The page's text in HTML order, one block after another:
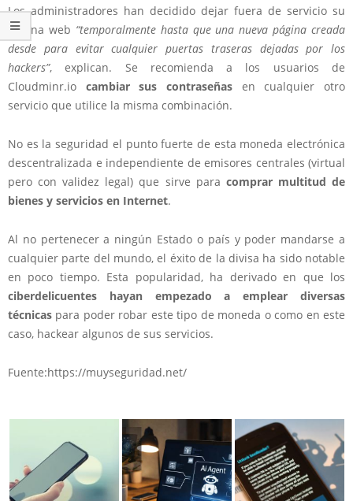
Los administradores han decidido dejar fuera de servicio su
página web “temporalmente hasta que una nueva página creada
desde para evitar cualquier puertas traseras dejadas por los
hackers”, explican. Se recomienda a los usuarios de
Cloudminr.io cambiar sus contraseñas en cualquier otro
servicio que utilice la misma combinación.
No es la seguridad el punto fuerte de esta moneda electrónica
descentralizada e independiente de emisores centrales (virtual
pero con validez legal) que sirve para comprar multitud de
bienes y servicios en Internet.
Al no pertenecer a ningún Estado o país y poder mandarse a
cualquier parte del mundo, el éxito de la divisa ha sido notable
en poco tiempo. Esta popularidad, ha derivado en que los
ciberdelicuentes hayan empezado a emplear diversas
técnicas para poder robar este tipo de moneda o como en este
caso, hackear algunos de sus servicios.
Fuente:https://muyseguridad.net/